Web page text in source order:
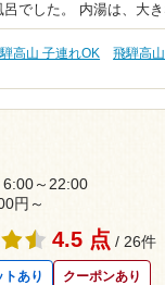
でした。 内湯は、大
高山 子連れOK 飛騨高
～22:00
円～
4.5 点 / 26件
トあり クーポンあり